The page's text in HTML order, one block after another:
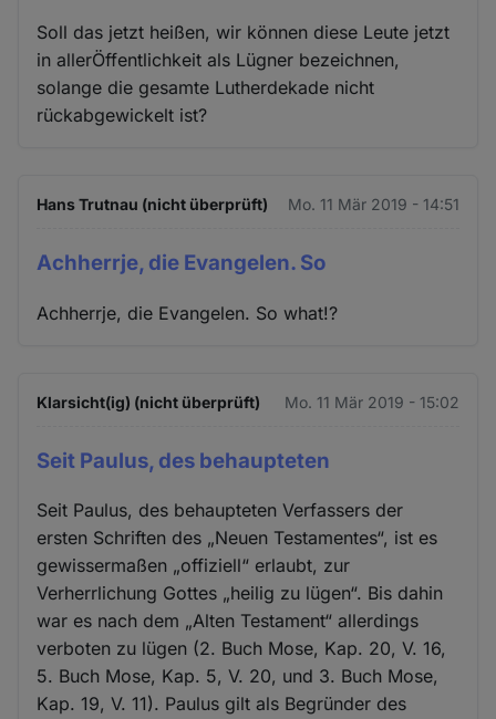
Soll das jetzt heißen, wir können diese Leute jetzt
in allerÖffentlichkeit als Lügner bezeichnen,
solange die gesamte Lutherdekade nicht
rückabgewickelt ist?
Hans Trutnau (nicht überprüft) Mo. 11 Mär 2019 - 14:51
Achherrje, die Evangelen. So
Achherrje, die Evangelen. So what!?
Klarsicht(ig) (nicht überprüft) Mo. 11 Mär 2019 - 15:02
Seit Paulus, des behaupteten
Seit Paulus, des behaupteten Verfassers der
ersten Schriften des „Neuen Testamentes“, ist es
gewissermaßen „offiziell“ erlaubt, zur
Verherrlichung Gottes „heilig zu lügen“. Bis dahin
war es nach dem „Alten Testament“ allerdings
verboten zu lügen (2. Buch Mose, Kap. 20, V. 16,
5. Buch Mose, Kap. 5, V. 20, und 3. Buch Mose,
Kap. 19, V. 11). Paulus gilt als Begründer des